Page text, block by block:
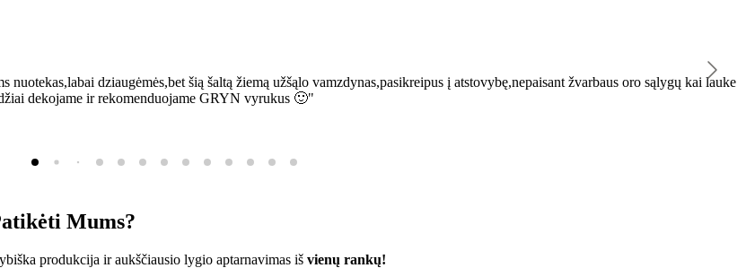
dziaugėmės,bet šią šaltą žiemą užšąlo vamzdynas,pasikreipus į atstovybę,nepaisant žvarbaus oro sąlygų kai lauke
dekojame ir rekomenduojame GRYN vyrukus 🙂"
Mums?
produkcija ir aukščiausio lygio aptarnavimas iš vienų rankų!